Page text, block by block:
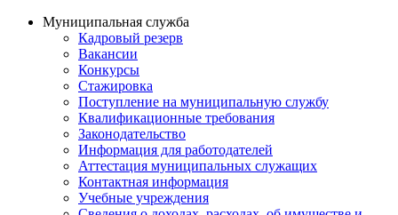
Муниципальная служба
Кадровый резерв
Вакансии
Конкурсы
Стажировка
Поступление на муниципальную службу
Квалификационные требования
Законодательство
Информация для работодателей
Аттестация муниципальных служащих
Контактная информация
Учебные учреждения